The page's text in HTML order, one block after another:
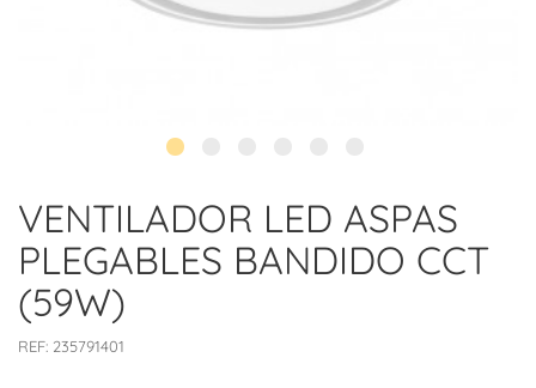
VENTILADOR LED ASPAS
PLEGABLES BANDIDO CCT
(59W)
REF: 235791401